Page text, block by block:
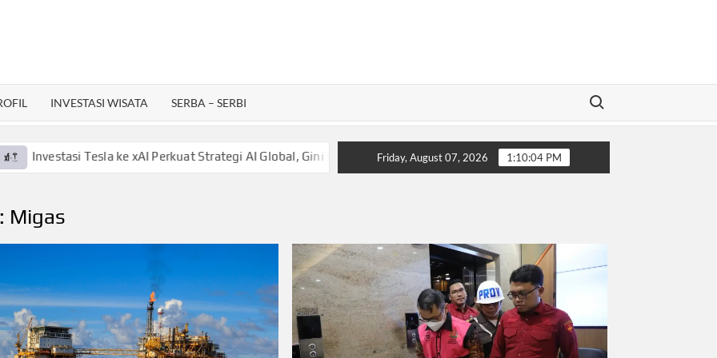
INVESTASI WISATA SERBA – SERBI
Search for:
ke xAI Perkuat Strategi AI Global, Gini Laporannya! Sip! Buronan Investasi Bodong asal Bungo Jambi Berhasil
Friday, August 07, 2026 1:10:05 PM
Migas